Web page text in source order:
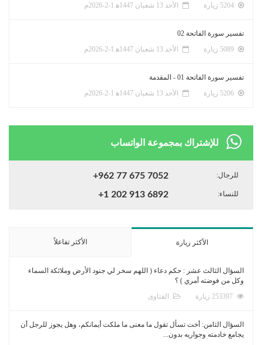
الأحد 13 شعبان 1447ﻫ 1-2-2026م
تفسير سورة الفاتحة 02
الأحد 13 شعبان 1447ﻫ 1-2-2026م
تفسير سورة الفاتحة 01 - المقدمة
الأحد 13 شعبان 1447ﻫ 1-2-2026م
للإشتراك بمجموعة الواتساب
للرجال: +962 77 675 7052
للنساء: +1 202 913 6892
الأكثر زيارة الأكثر تفاعلاً
السؤال الثالث عشر : حكم دعاء ( اللهم سخر لي جنود الأرض وملائكة السماء
وكل من فوضته أمري ) ؟
الفتاوى
السؤال الثامن: أخت تسأل تقول ما معنى ما ملكت أيمانكم، وهل يجوز للرجل أن
يجامع خادمته وجواريه بدون...